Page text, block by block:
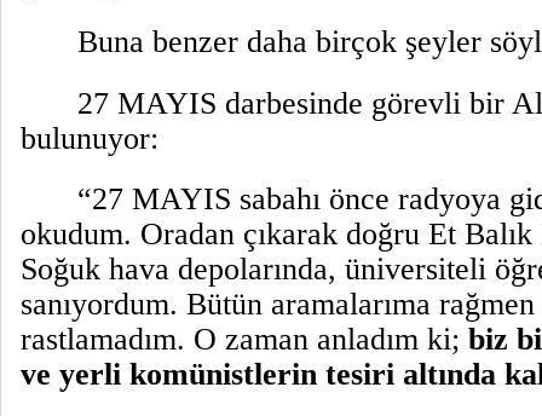
Buna benzer daha birçok şeyler
27 MAYIS darbesinde görevli bir
bulunuyor:
“27 MAYIS sabahı önce radyoya
okudum. Oradan çıkarak doğru Et
Soğuk hava depolarında, üniversiteli
sanıyordum. Bütün aramalarıma
rastlamadım. O zaman anladım ki; biz
ve yerli komünistlerin tesiri altında